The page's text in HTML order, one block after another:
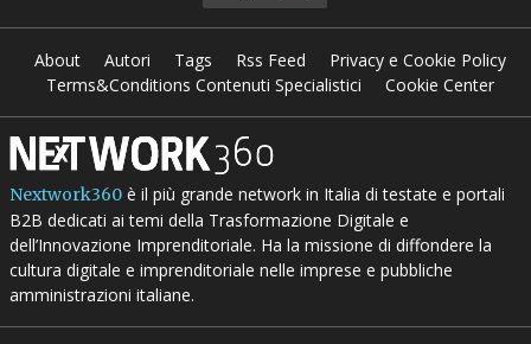
About Autori Tags Rss Feed
Privacy e Cookie Policy
Terms&Conditions Contenuti Specialistici
Cookie Center
Nextwork360è il più grande network in Italia di testate e portali
B2B dedicati ai temi della Trasformazione Digitale e
dell’Innovazione Imprenditoriale. Ha la missione di diffondere la
cultura digitale e imprenditoriale nelle imprese e pubbliche
amministrazioni italiane.